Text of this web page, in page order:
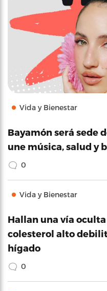
Vida y Bienestar
Bayamón será sede
une música, salud y
0
Vida y Bienestar
Hallan una vía
colesterol alto
hígado
0